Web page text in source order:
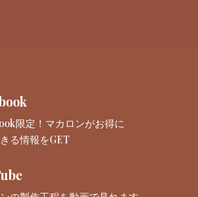
限定！マカロンがお得に
る情報をGET